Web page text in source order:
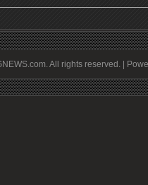
All rights reserved. |